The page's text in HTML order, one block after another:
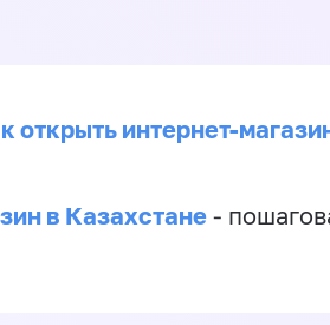
открыть интернет-
в Казахстане -